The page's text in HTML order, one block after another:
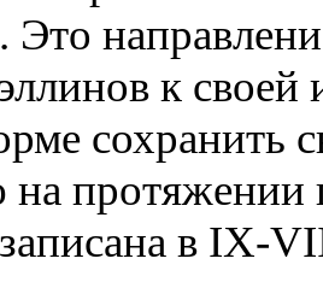
к
сохранить
протяжении
в IX-